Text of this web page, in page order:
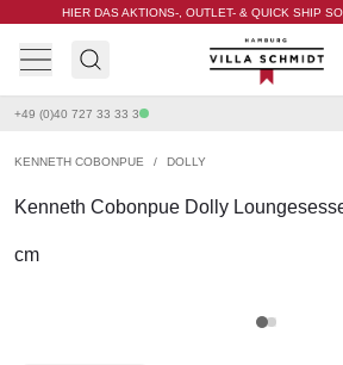
HIER DAS AKTIONS-, OUTLET- & QUICK SHIP
Villa Schmidt
+49 (0)40 727 33 33 3
KENNETH COBONPUE / DOLLY
Kenneth Cobonpue Dolly
cm